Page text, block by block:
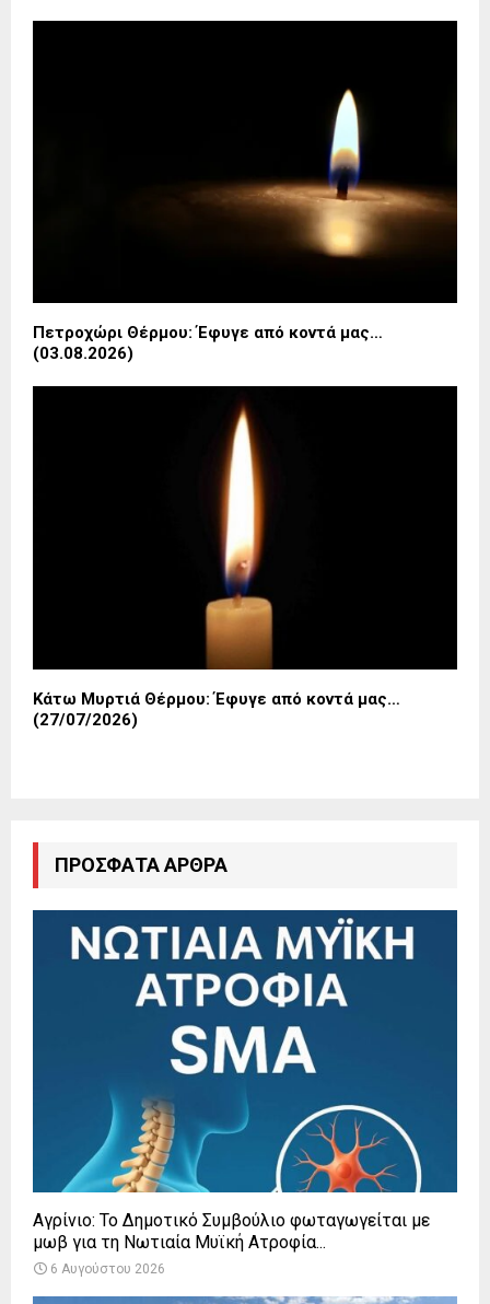
Πετροχώρι Θέρμου: Έφυγε από κοντά μας…
(03.08.2026)
Κάτω Μυρτιά Θέρμου: Έφυγε από κοντά μας…
(27/07/2026)
ΠΡΌΣΦΑΤΑ ΆΡΘΡΑ
Αγρίνιο: Το Δημοτικό Συμβούλιο φωταγωγείται με
μωβ για τη Νωτιαία Μυϊκή Ατροφία...
6 Αυγούστου 2026